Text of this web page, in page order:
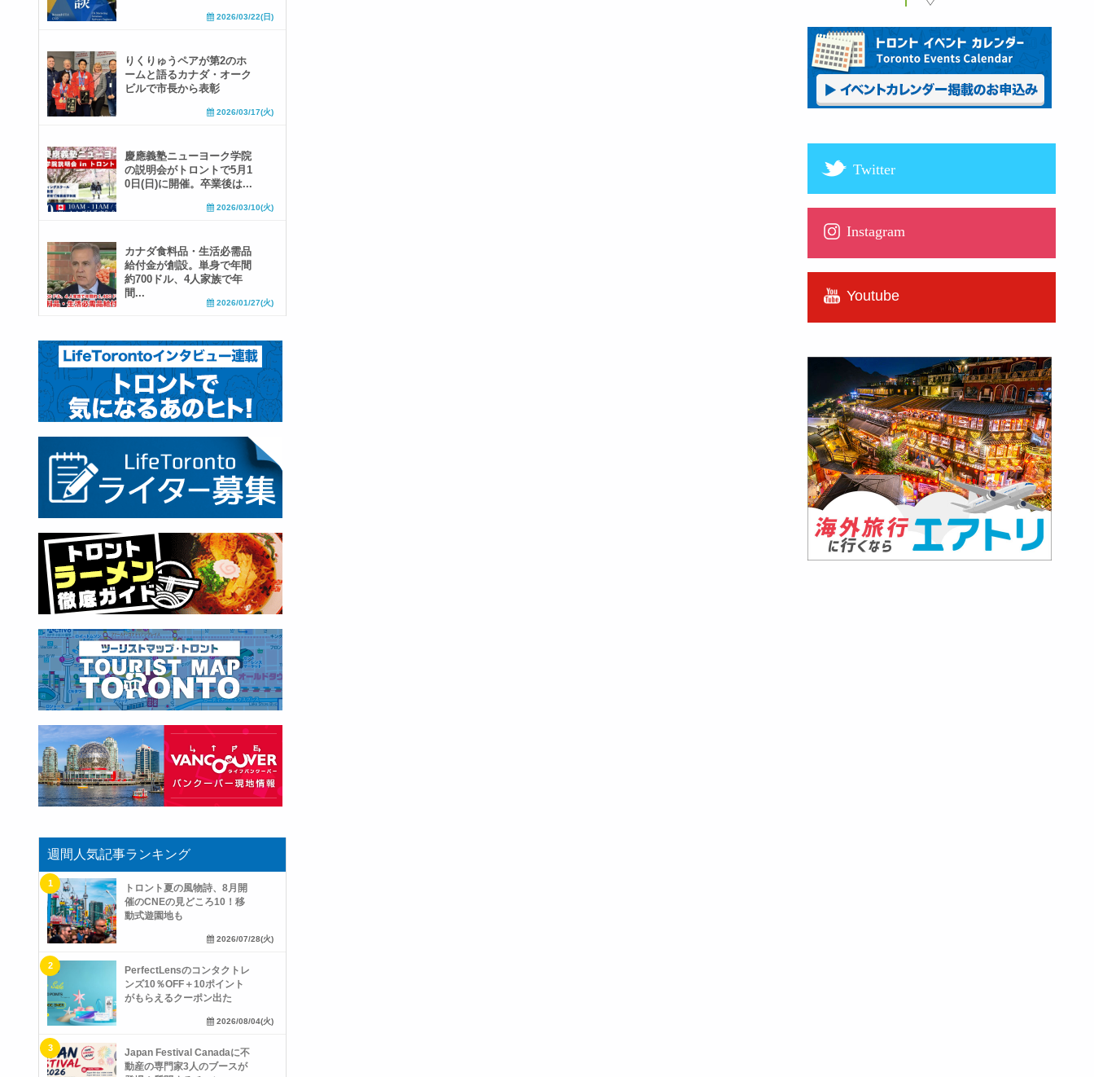
2026/03/22(日)
りくりゅうペアが第2のホ
ームと語るカナダ・オーク
ビルで市長から表彰
2026/03/17(火)
慶應義塾ニューヨーク学院
の説明会がトロントで5月1
0日(日)に開催。卒業後は...
2026/03/10(火)
カナダ食料品・生活必需品
給付金が創設。単身で年間
約700ドル、4人家族で年
間...
2026/01/27(火)
週間人気記事ランキング
トロント夏の風物詩、8月開
催のCNEの見どころ10！移
動式遊園地も
2026/07/28(火)
PerfectLensのコンタクトレ
ンズ10％OFF＋10ポイント
がもらえるクーポン出た
2026/08/04(火)
Japan Festival Canadaに不
動産の専門家3人のブースが
Twitter
Instagram
Youtube